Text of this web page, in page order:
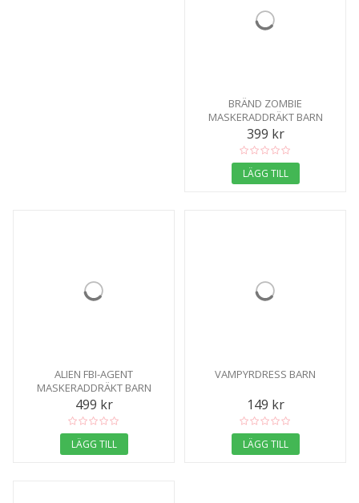
BRÄND ZOMBIE
MASKERADDRÄKT BARN
399 kr
LÄGG TILL
ALIEN FBI-AGENT
MASKERADDRÄKT BARN
499 kr
LÄGG TILL
VAMPYRDRESS BARN
149 kr
LÄGG TILL